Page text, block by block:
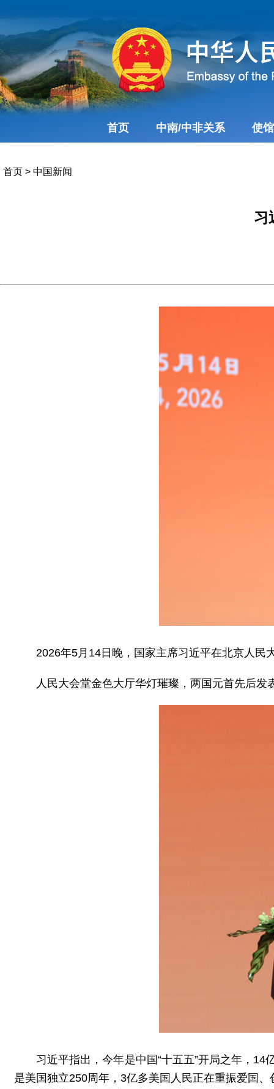
首页 中南/中非关系 使
首页 > 中国新闻
习
2026年5月14日晚，国家主席习近平在北京人民
人民大会堂金色大厅华灯璀璨，两国元首先后发
习近平指出，今年是中国“十五五”开局之年，
是美国独立250周年，3亿多美国人民正在重振爱国